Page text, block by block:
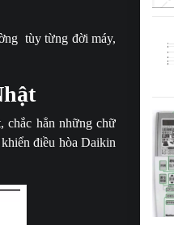
tùy từng đời máy,
chắc hẳn những chữ
điều hòa Daikin